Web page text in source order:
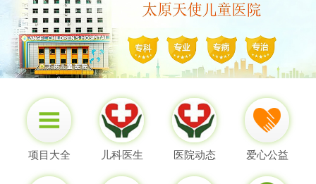
项目大全 儿科医生 医院动态 爱心公益